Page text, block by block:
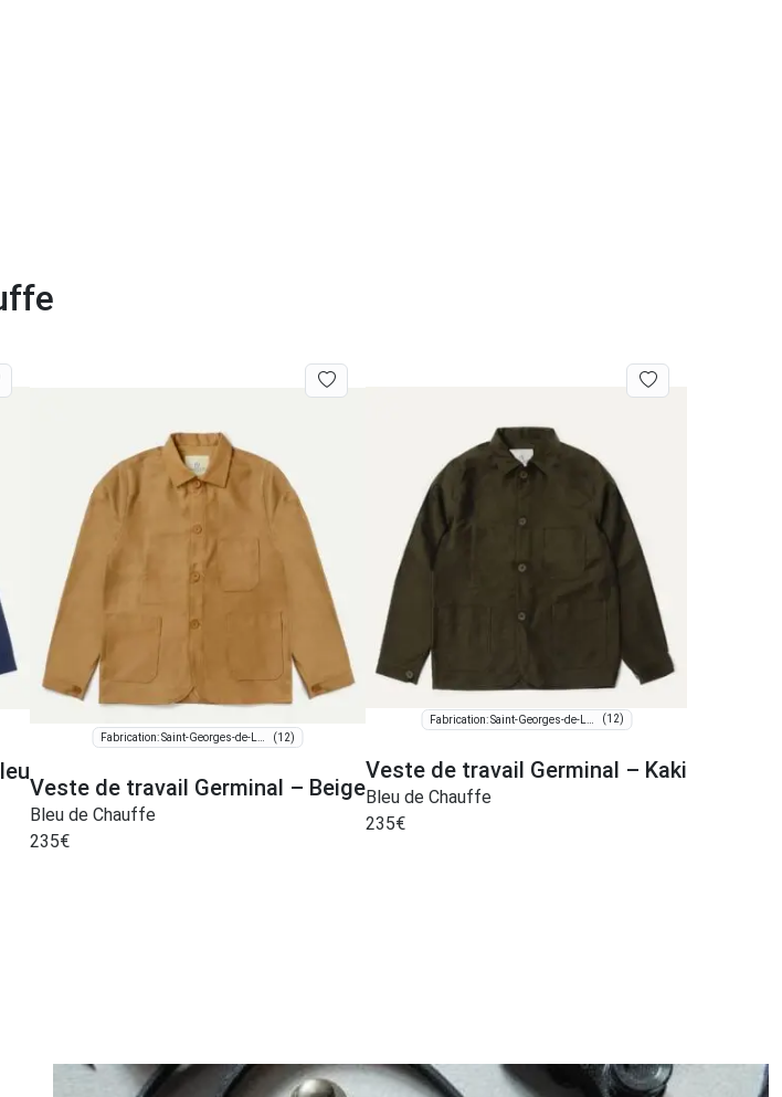
(12)
Veste de travail Germinal – Beige
Bleu de Chauffe
235€
(12)
Veste de travail Germinal – Kaki
Bleu de Chauffe
235€